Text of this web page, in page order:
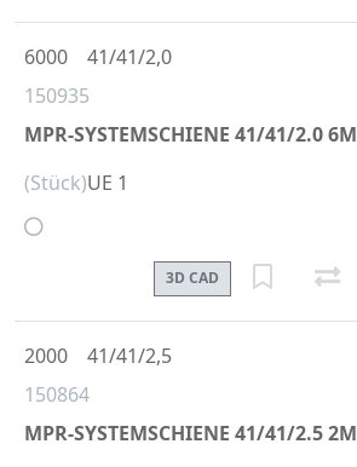
150935
MPR-SYSTEMSCHIENE 41/41/2.0 6M
6000 41/41/2,0
(Stück)UE 1
3D CAD
150864
MPR-SYSTEMSCHIENE 41/41/2.5 2M
2000 41/41/2,5